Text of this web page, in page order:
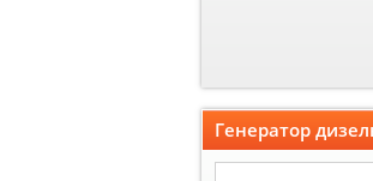
Генератор